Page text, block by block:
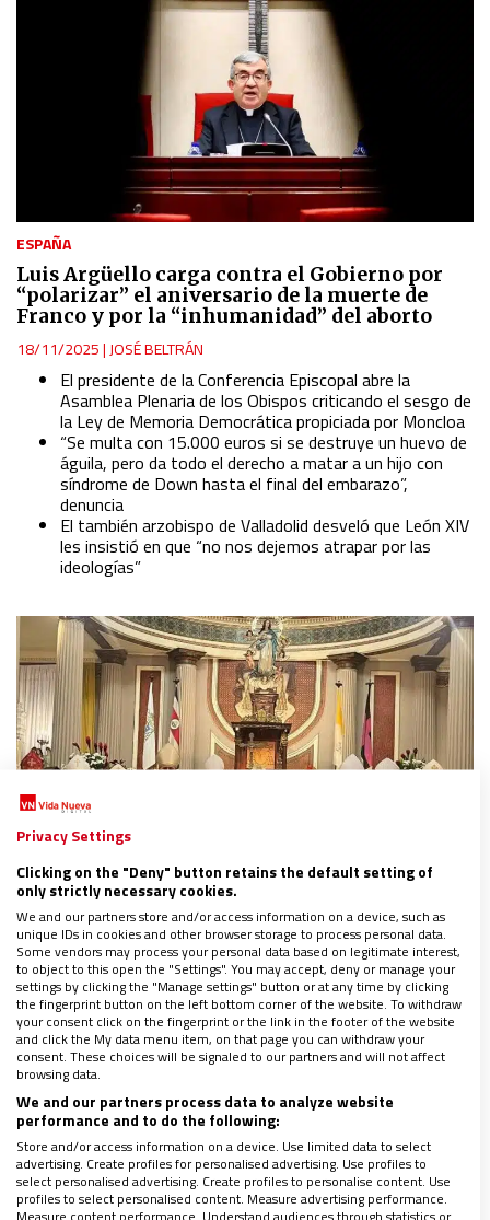
ESPAÑA
Luis Argüello carga contra el Gobierno por
“polarizar” el aniversario de la muerte de
Franco y por la “inhumanidad” del aborto
18/11/2025| JOSÉ BELTRÁN
El presidente de la Conferencia Episcopal abre la
Asamblea Plenaria de los Obispos criticando el sesgo de
la Ley de Memoria Democrática propiciada por Moncloa
“Se multa con 15.000 euros si se destruye un huevo de
águila, pero da todo el derecho a matar a un hijo con
síndrome de Down hasta el final del embarazo”,
denuncia
El también arzobispo de Valladolid desveló que León XIV
les insistió en que “no nos dejemos atrapar por las
ideologías”
AMÉRICA
Los obispos de Costa Rica confían en la nueva
norma del gobierno que regula el aborto
terapéutico
21/10/2025| MIROSLAVA LÓPEZ
El vocero de la Conferencia Episcopal, el padre Mario Segura,
espera que con esa medida se “fomenten políticas y
programas de acompañamiento para las mujeres con un
embarazo en crisis, para que su bienestar integral y el de sus
hijos sea respetado y promovido”
Privacy Settings
Clicking on the "Deny" button retains the default setting of
only strictly necessary cookies.
We and our partners store and/or access information on a device, such as
unique IDs in cookies and other browser storage to process personal data.
Some vendors may process your personal data based on legitimate interest,
to object to this open the "Settings". You may accept, deny or manage your
settings by clicking the "Manage settings" button or at any time by clicking
the fingerprint button on the left bottom corner of the website. To withdraw
your consent click on the fingerprint or the link in the footer of the website
and click the My data menu item, on that page you can withdraw your
consent. These choices will be signaled to our partners and will not affect
browsing data.
We and our partners process data to analyze website
performance and to do the following:
Store and/or access information on a device. Use limited data to select
advertising. Create profiles for personalised advertising. Use profiles to
select personalised advertising. Create profiles to personalise content. Use
profiles to select personalised content. Measure advertising performance.
Measure content performance. Understand audiences through statistics or